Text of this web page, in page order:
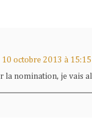
10 octobre 2013 à 15:15
la nomination, je vais